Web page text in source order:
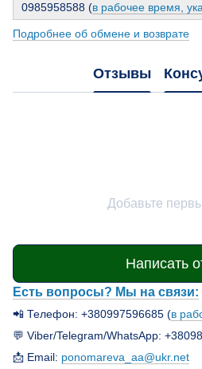
0985958588 (в рабочее время,
Подробнее об обмене и возврате
Отзывы
Добавьте
Написать
Есть вопросы? Мы на связи:
📲 Телефон: +380997596685 (в
💬 Viber/Telegram/WhatsApp:
📩 Email: ponomareva_aa@ukr.net